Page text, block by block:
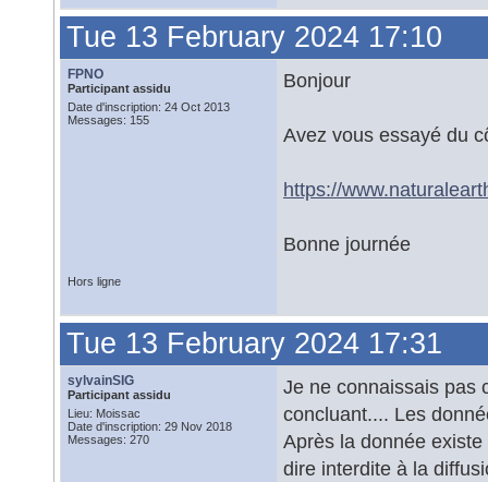
Tue 13 February 2024 17:10
FPNO
Participant assidu
Date d'inscription: 24 Oct 2013
Messages: 155
Bonjour
Avez vous essayé du
https://
Bonne journée
Hors ligne
Tue 13 February 2024 17:31
sylvainSIG
Participant assidu
Lieu: Moissac
Date d'inscription: 29 Nov 2018
Messages: 270
Je ne connaissais pas
concluant.... Les
Après la donnée
dire interdite à la